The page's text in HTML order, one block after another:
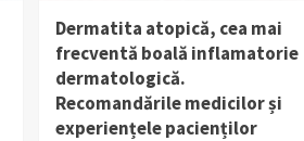
Dermatita atopică, cea mai
frecventă boală inflamatorie
dermatologică.
Recomandările medicilor și
experiențele pacienților